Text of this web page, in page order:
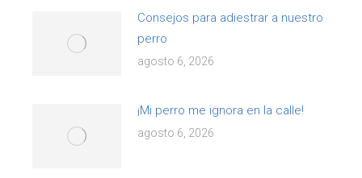
Consejos para adiestrar a nuestro
perro
agosto 6, 2026
¡Mi perro me ignora en la calle!
agosto 6, 2026